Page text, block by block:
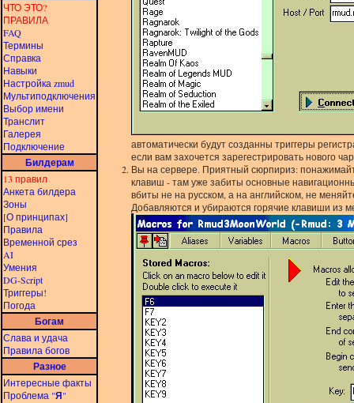
ЧТО ЭТО?
ПРАВИЛА
FAQ
Термины
Справка
Навыки
Настройка zmud
Мультиподключения
Выбор имени
Транслит
Галерея
Подключение
Билдерам
13 правил
Анкета билдера
Зоны
[О принципах]
Правила
Временной срез
AI
Умения
DG-Script
Триггеры!
Погода
Богам
Слава и удача
Правила богов
Разное
Интересные факты
Проблема "Я"
автоматически будут созданны триггеры
если вам захочется зарегестрировать нового
Вы на сервере. Приятный сюрпириз:
клавиш - там уже забиты основные
вбиты не на русском, а на английском, не
Добавляются и убираются горячие клавиши из